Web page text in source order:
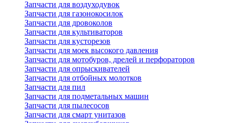
Запчасти для воздуходувок
Запчасти для газонокосилок
Запчасти для дровоколов
Запчасти для культиваторов
Запчасти для кусторезов
Запчасти для моек высокого давления
Запчасти для мотобуров, дрелей и перфораторов
Запчасти для опрыскивателей
Запчасти для отбойных молотков
Запчасти для пил
Запчасти для подметальных машин
Запчасти для пылесосов
Запчасти для смарт унитазов